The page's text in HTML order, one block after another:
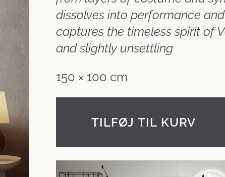
dissolves into performance
captures the timeless spirit of
and slightly unsettling
150 × 100 cm
TILFØJ TIL KURV